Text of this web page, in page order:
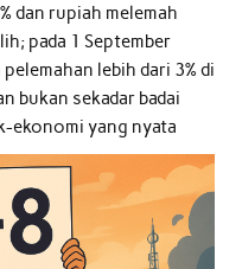
dan rupiah melemah
pada 1 September
lebih dari 3% di
bukan sekadar badai
ekonomi yang nyata